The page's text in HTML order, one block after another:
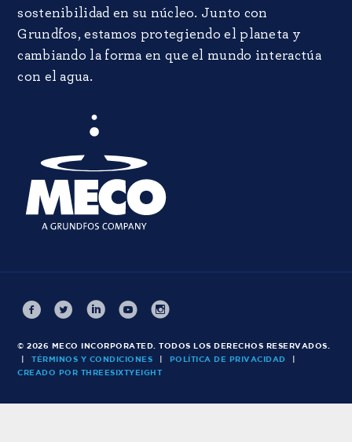
sostenibilidad en su núcleo. Junto con
Grundfos, estamos protegiendo el planeta y
cambiando la forma en que el mundo interactúa
con el agua.
© 2026 MECO INCORPORATED. TODOS LOS DERECHOS RESERVADOS.
TÉRMINOS Y CONDICIONES POLÍTICA DE PRIVACIDAD
CREADO POR THREESIXTYEIGHT